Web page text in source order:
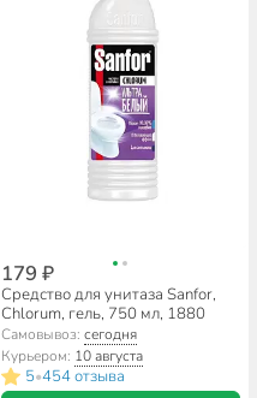
179 ₽
Средство для унитаза Sanfor,
Chlorum, гель, 750 мл, 1880
Самовывоз: сегодня
Курьером: 10 августа
5•454 отзыва